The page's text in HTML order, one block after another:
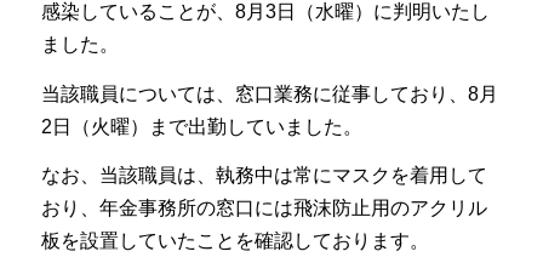
感染していることが、8月3日（水曜）に判明いたし
ました。
当該職員については、窓口業務に従事しており、8月
2日（火曜）まで出勤していました。
なお、当該職員は、執務中は常にマスクを着用して
おり、年金事務所の窓口には飛沫防止用のアクリル
板を設置していたことを確認しております。